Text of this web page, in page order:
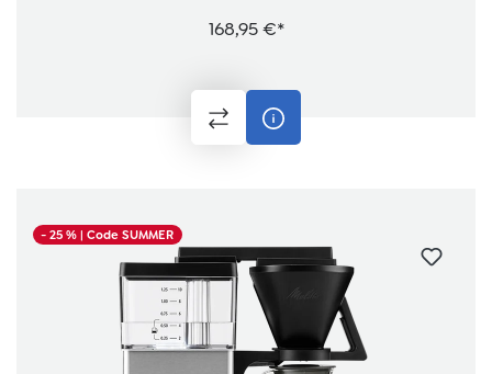
168,95 €*
- 25 %| Code SUMMER